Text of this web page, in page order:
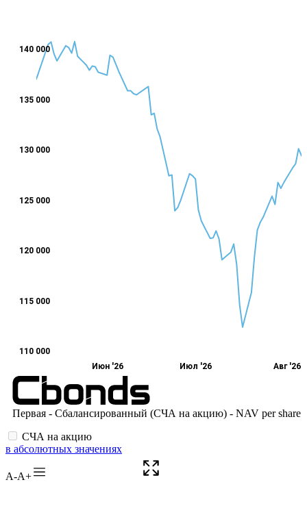
СЧА на акцию
в абсолютных значениях
A-A+